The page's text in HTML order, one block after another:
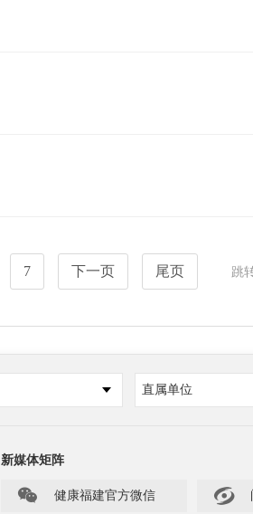
7 下一页 尾页 跳
直属单位
新媒体矩阵
 健康福建官方微信 